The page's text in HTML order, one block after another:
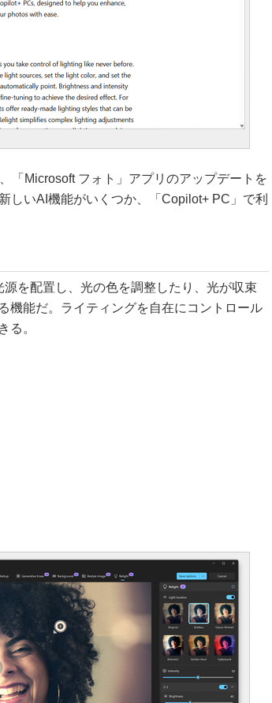
「Microsoft フォト」アプリのアップデートを
しいAI機能がいくつか、「Copilot+ PC」で利
を配置し、光の色を調整したり、光が収束
機能だ。ライティングを自在にコントロール
る。